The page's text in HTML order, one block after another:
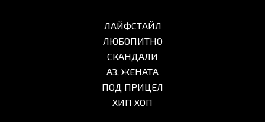
ЛАЙФСТАЙЛ
ЛЮБОПИТНО
СКАНДАЛИ
АЗ, ЖЕНАТА
ПОД ПРИЦЕЛ
ХИП ХОП